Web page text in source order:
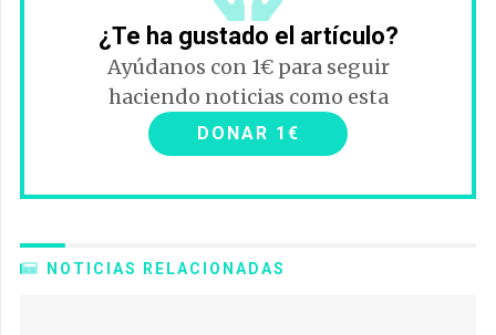
¿Te ha gustado el artículo?
Ayúdanos con 1€ para seguir
haciendo noticias como esta
DONAR 1€
NOTICIAS RELACIONADAS